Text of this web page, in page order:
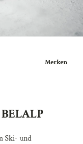
Merken
Ski- und